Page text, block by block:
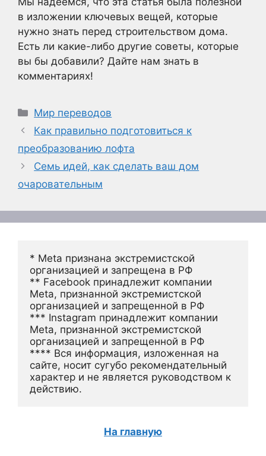
в изложении ключевых вещей, которые
нужно знать перед строительством дома.
Есть ли какие-либо другие советы, которые
вы бы добавили? Дайте нам знать в
комментариях!
Рубрики
Мир переводов
Как правильно подготовиться к
преобразованию лофта
Семь идей, как сделать ваш дом
очаровательным
* Meta признана экстремистской
организацией и запрещена в РФ
** Facebook принадлежит компании
Meta, признанной экстремистской
организацией и запрещенной в РФ
*** Instagram принадлежит компании
Meta, признанной экстремистской
организацией и запрещенной в РФ
**** Вся информация, изложенная на
сайте, носит сугубо рекомендательный
характер и не является руководством к
действию.
На главную